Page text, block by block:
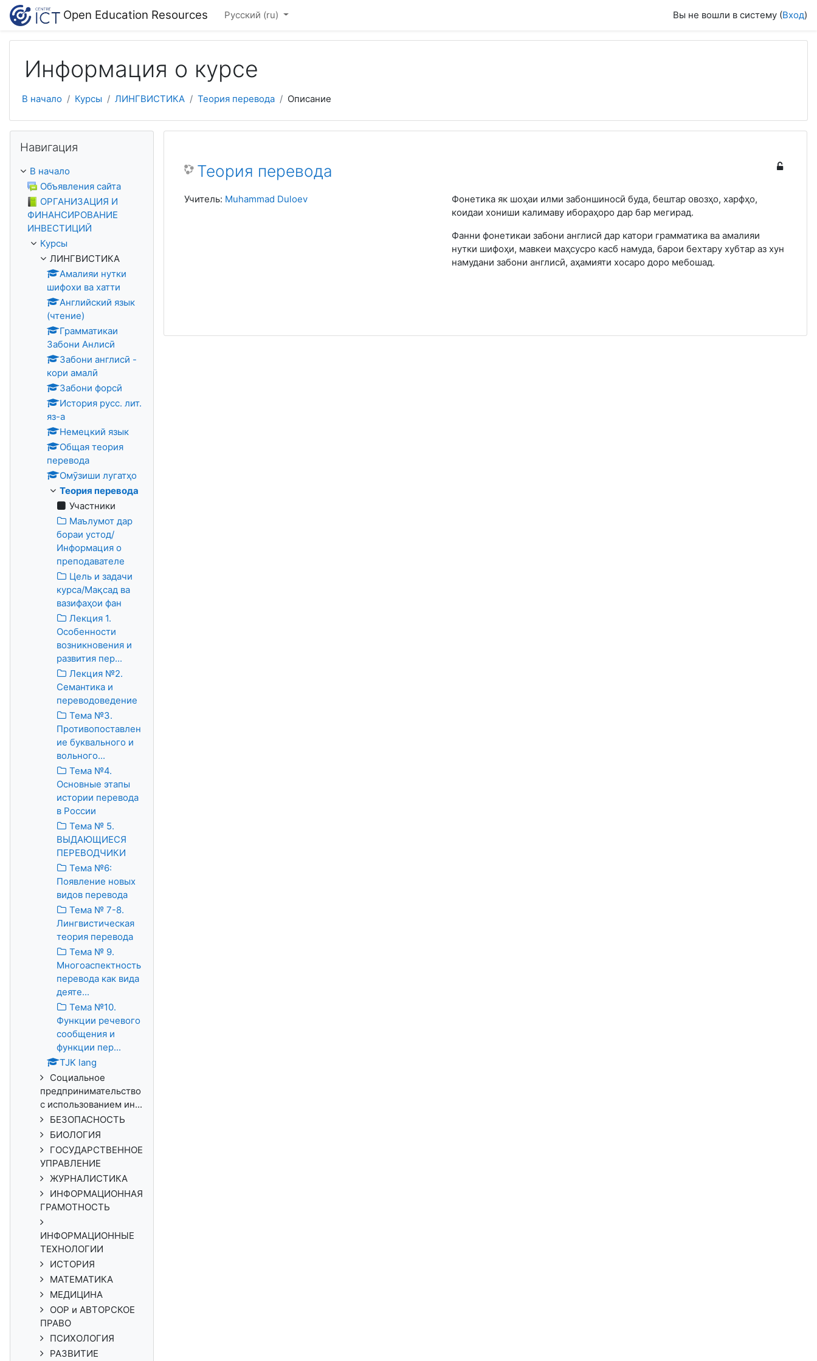
Перейти к основному содержанию
Open Education Resources Русский ‎(ru)‎ Вы не вошли в систему (Вход)
Информация о курсе
В начало Курсы ЛИНГВИСТИКА Теория перевода Описание
Теория перевода
Фонетика як шоҳаи илми забоншиносӣ буда, бештар овозҳо, харфҳо,
коидаи хониши калимаву ибораҳоро дар бар мегирад.
Фанни фонетикаи забони англисӣ дар катори грамматика ва амалияи
нутки шифоҳи, мавкеи маҳсусро касб намуда, барои бехтару хубтар аз хун
намудани забони англисӣ, аҳамияти хосаро доро мебошад.
Учитель: Muhammad Duloev
Навигация
В начало
Объявления сайта
ОРГАНИЗАЦИЯ И
ФИНАНСИРОВАНИЕ
ИНВЕСТИЦИЙ
Курсы
ЛИНГВИСТИКА
Амалияи нутки
шифохи ва хатти
Английский язык
(чтение)
Грамматикаи
Забони Анлисӣ
Забони англисӣ -
кори амалӣ
Забони форсӣ
История русс. лит.
яз-а
Немецкий язык
Общая теория
перевода
Омӯзиши лугатҳо
Теория перевода
Участники
Маълумот дар
бораи устод/
Информация о
преподавателе
Цель и задачи
курса/Мақсад ва
вазифаҳои фан
Лекция 1.
Особенности
возникновения и
развития пер...
Лекция №2.
Семантика и
переводоведение
Тема №3.
Противопоставлен
ие буквального и
вольного...
Тема №4.
Основные этапы
истории перевода
в России
Тема № 5.
ВЫДАЮЩИЕСЯ
ПЕРЕВОДЧИКИ
Тема №6:
Появление новых
видов перевода
Тема № 7-8.
Лингвистическая
теория перевода
Тема № 9.
Многоаспектность
перевода как вида
деяте...
Тема №10.
Функции речевого
сообщения и
функции пер...
TJK lang
Социальное
предпринимательство
с использованием ин...
БЕЗОПАСНОСТЬ
БИОЛОГИЯ
ГОСУДАРСТВЕННОЕ
УПРАВЛЕНИЕ
ЖУРНАЛИСТИКА
ИНФОРМАЦИОННАЯ
ГРАМОТНОСТЬ
ИНФОРМАЦИОННЫЕ
ТЕХНОЛОГИИ
ИСТОРИЯ
МАТЕМАТИКА
МЕДИЦИНА
ООР и АВТОРСКОЕ
ПРАВО
ПСИХОЛОГИЯ
РАЗВИТИЕ